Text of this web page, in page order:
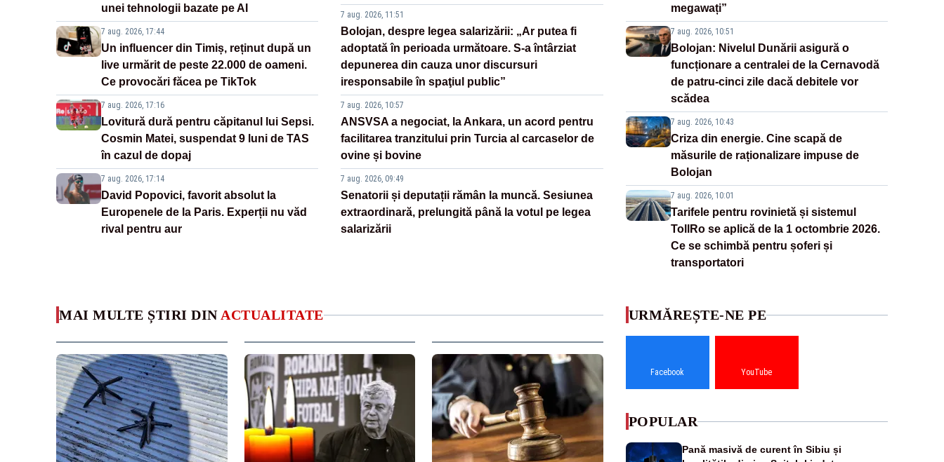
unei tehnologii bazate pe AI
7 aug. 2026, 17:44
Un influencer din Timiș, reținut după un
live urmărit de peste 22.000 de oameni.
Ce provocări făcea pe TikTok
7 aug. 2026, 17:16
Lovitură dură pentru căpitanul lui Sepsi.
Cosmin Matei, suspendat 9 luni de TAS
în cazul de dopaj
7 aug. 2026, 17:14
David Popovici, favorit absolut la
Europenele de la Paris. Experții nu văd
rival pentru aur
7 aug. 2026, 11:51
Bolojan, despre legea salarizării: „Ar putea fi
adoptată în perioada următoare. S-a întârziat
depunerea din cauza unor discursuri
iresponsabile în spaţiul public”
7 aug. 2026, 10:57
ANSVSA a negociat, la Ankara, un acord pentru
facilitarea tranzitului prin Turcia al carcaselor de
ovine și bovine
7 aug. 2026, 09:49
Senatorii și deputații rămân la muncă. Sesiunea
extraordinară, prelungită până la votul pe legea
salarizării
megawați”
7 aug. 2026, 10:51
Bolojan: Nivelul Dunării asigură o
funcționare a centralei de la Cernavodă
de patru-cinci zile dacă debitele vor
scădea
7 aug. 2026, 10:43
Criza din energie. Cine scapă de
măsurile de raționalizare impuse de
Bolojan
7 aug. 2026, 10:01
Tarifele pentru rovinietă și sistemul
TollRo se aplică de la 1 octombrie 2026.
Ce se schimbă pentru șoferi și
transportatori
MAI MULTE ȘTIRI DIN ACTUALITATE URMĂREȘTE-NE PE
Facebook YouTube
POPULAR
Pană masivă de curent în Sibiu și